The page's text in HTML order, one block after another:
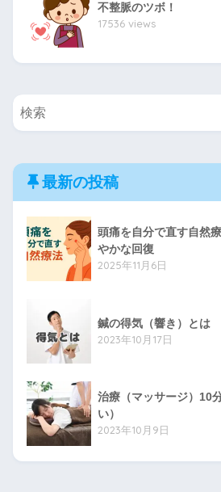
不整脈のツボ！
17536 views
最新の投稿
頭痛を自分で直す自然
やかな回復
2025年11月6日
鍼の得気（響き）とは
2023年10月17日
治療（マッサージ）10
い）
2023年10月9日